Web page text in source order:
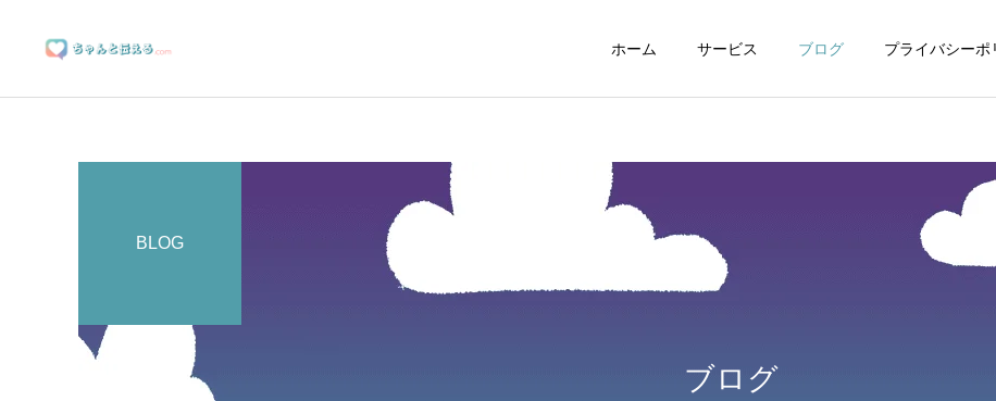
ホーム サービス ブログ プライバシーポ
ブランディングサポート グラフィックデザイン
ブログ
BLOG